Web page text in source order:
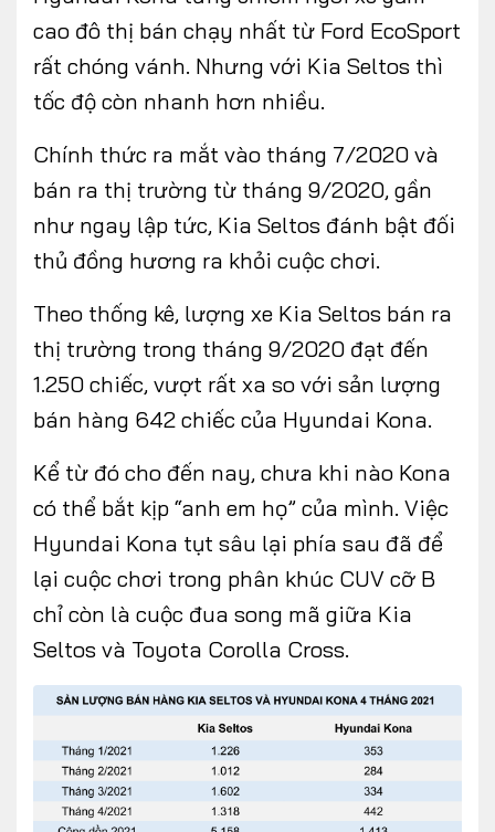
cao đô thị bán chạy nhất từ Ford EcoSport
rất chóng vánh. Nhưng với Kia Seltos thì
tốc độ còn nhanh hơn nhiều.
Chính thức ra mắt vào tháng 7/2020 và
bán ra thị trường từ tháng 9/2020, gần
như ngay lập tức, Kia Seltos đánh bật đối
thủ đồng hương ra khỏi cuộc chơi.
Theo thống kê, lượng xe Kia Seltos bán ra
thị trường trong tháng 9/2020 đạt đến
1.250 chiếc, vượt rất xa so với sản lượng
bán hàng 642 chiếc của Hyundai Kona.
Kể từ đó cho đến nay, chưa khi nào Kona
có thể bắt kịp “anh em họ” của mình. Việc
Hyundai Kona tụt sâu lại phía sau đã để
lại cuộc chơi trong phân khúc CUV cỡ B
chỉ còn là cuộc đua song mã giữa Kia
Seltos và Toyota Corolla Cross.